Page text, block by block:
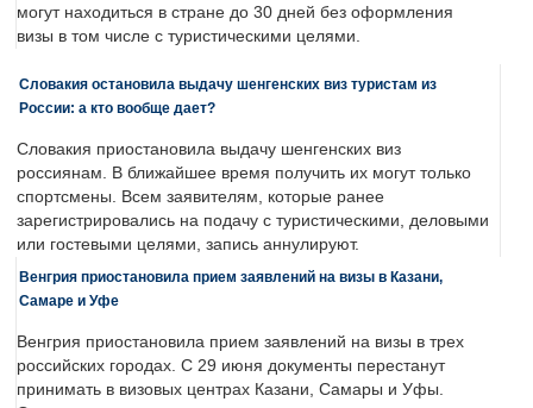
могут находиться в стране до 30 дней без оформления
визы в том числе с туристическими целями.
Словакия остановила выдачу шенгенских виз туристам из
России: а кто вообще дает?
Словакия приостановила выдачу шенгенских виз
россиянам. В ближайшее время получить их могут только
спортсмены. Всем заявителям, которые ранее
зарегистрировались на подачу с туристическими, деловыми
или гостевыми целями, запись аннулируют.
Венгрия приостановила прием заявлений на визы в Казани,
Самаре и Уфе
Венгрия приостановила прием заявлений на визы в трех
российских городах. С 29 июня документы перестанут
принимать в визовых центрах Казани, Самары и Уфы.